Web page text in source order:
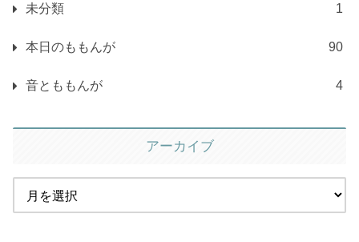
未分類 1
本日のももんが 90
音とももんが 4
アーカイブ